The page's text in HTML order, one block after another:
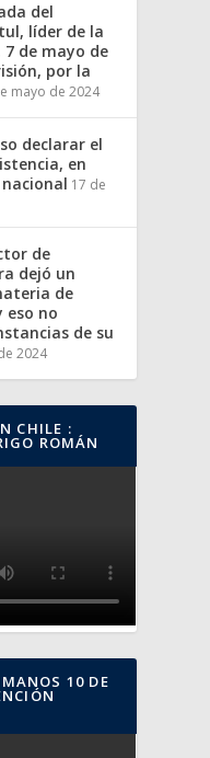
del
líder de la
7 de mayo de
por la
mayo de 2024
declarar el
en
17 de
de
dejó un
de
eso no
de su
2024
CHILE :
ROMÁN
10 DE